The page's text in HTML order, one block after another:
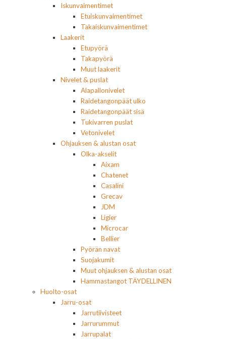
Iskunvaimentimet
Etuiskunvaimentimet
Takaiskunvaimentimet
Laakerit
Etupyörä
Takapyörä
Muut laakerit
Nivelet & puslat
Alapallonivelet
Raidetangonpäät ulko
Raidetangonpäät sisä
Tukivarren puslat
Vetonivelet
Ohjauksen & alustan osat
Olka-akselit
Aixam
Chatenet
Casalini
Grecav
JDM
Ligier
Microcar
Bellier
Pyörän navat
Suojakumit
Muut ohjauksen & alustan osat
Hammastangot TÄYDELLINEN
Huolto-osat
Jarru-osat
Jarrutiivisteet
Jarrurummut
Jarrupalat